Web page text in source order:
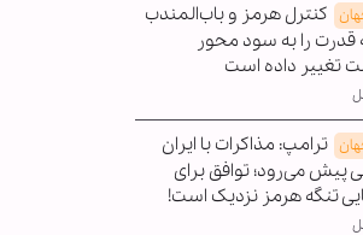
کنترل هرمز و باب‌المندب
قدرت را به سود محور
تغییر داده است
ترامپ: مذاکرات با ایران
پیش می‌رود؛ توافق برای
تنگه هرمز نزدیک است!